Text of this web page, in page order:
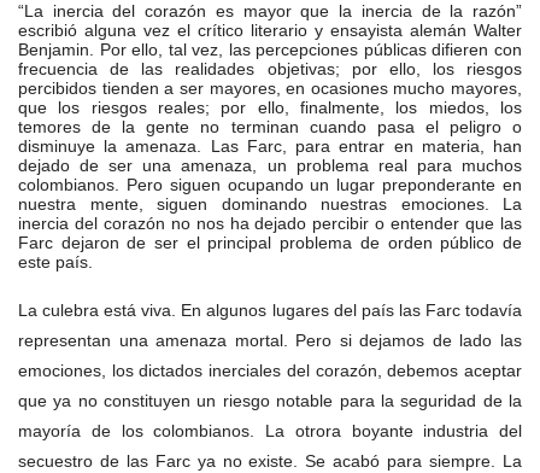
“La inercia del corazón es mayor que la inercia de la razón”
escribió alguna vez el crítico literario y ensayista alemán Walter
Benjamin. Por ello, tal vez, las percepciones públicas difieren con
frecuencia de las realidades objetivas; por ello, los riesgos
percibidos tienden a ser mayores, en ocasiones mucho mayores,
que los riesgos reales; por ello, finalmente, los miedos, los
temores de la gente no terminan cuando pasa el peligro o
disminuye la amenaza. Las Farc, para entrar en materia, han
dejado de ser una amenaza, un problema real para muchos
colombianos. Pero siguen ocupando un lugar preponderante en
nuestra mente, siguen dominando nuestras emociones. La
inercia del corazón no nos ha dejado percibir o entender que las
Farc dejaron de ser el principal problema de orden público de
este país.
La culebra está viva. En algunos lugares del país las Farc todavía
representan una amenaza mortal. Pero si dejamos de lado las
emociones, los dictados inerciales del corazón, debemos aceptar
que ya no constituyen un riesgo notable para la seguridad de la
mayoría de los colombianos. La otrora boyante industria del
secuestro de las Farc ya no existe. Se acabó para siempre. La